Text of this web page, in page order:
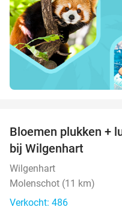
Bloemen plukken +
bij Wilgenhart
Wilgenhart
Molenschot (11 km)
Verkocht: 486